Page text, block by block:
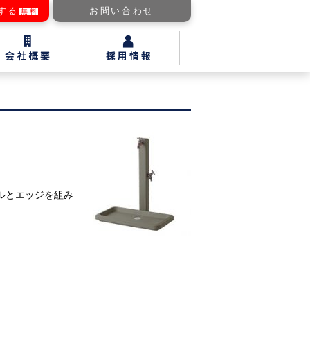
る 無料 お問い合わせ
とエッジを組み